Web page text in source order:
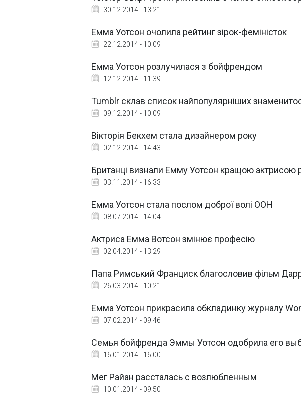
30.12.2014 - 13:21
Емма Уотсон очолила рейтинг зірок-феміністок
22.12.2014 - 10:09
Емма Уотсон розлучилася з бойфрендом
12.12.2014 - 11:39
Tumblr склав список найпопулярніших
09.12.2014 - 10:09
Вікторія Бекхем стала дизайнером року
02.12.2014 - 14:43
Британці визнали Емму Уотсон кращою актрисою
03.11.2014 - 16:33
Емма Уотсон стала послом доброї волі ООН
08.07.2014 - 14:04
Актриса Емма Вотсон змінює професію
02.04.2014 - 13:29
Папа Римський Франциск благословив фільм
26.03.2014 - 10:21
Емма Уотсон прикрасила обкладинку журналу
07.02.2014 - 09:46
Семья бойфренда Эммы Уотсон одобрила его
16.01.2014 - 16:00
Мег Райан рассталась с возлюбленным
10.01.2014 - 09:50